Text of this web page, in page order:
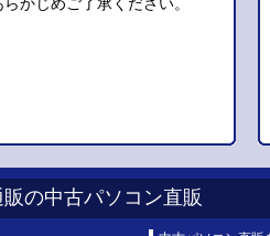
の中古パソコン直販